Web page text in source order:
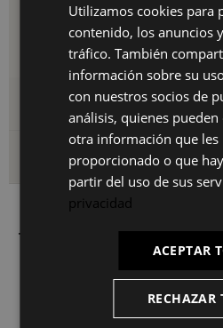
Colchones no incluidos.
Herramientas incluidas para un
Detalles del producto
Envío y devoluciones
También le puede interesar
Utilizamos cookies para
contenido, los anuncios
tráfico. También
información sobre su
con nuestros socios de
análisis, quienes
otra información que les
proporcionado o que
partir del uso de sus
privacidad
ACEPTAR
RECHAZAR